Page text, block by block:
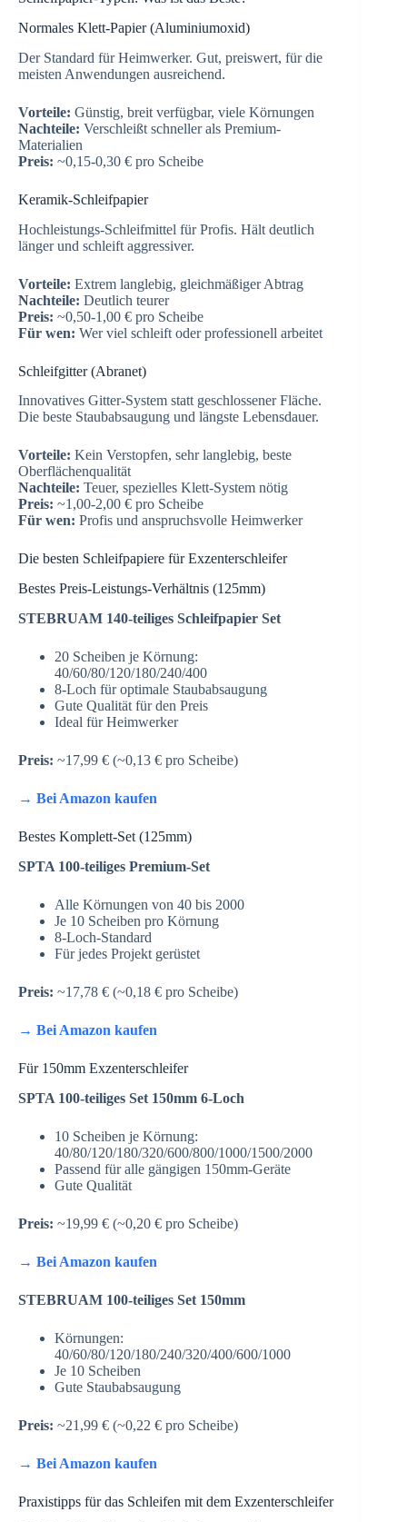
Normales Klett-Papier (Aluminiumoxid)
Der Standard für Heimwerker. Gut, preiswert, für die
meisten Anwendungen ausreichend.
Vorteile: Günstig, breit verfügbar, viele Körnungen
Nachteile: Verschleißt schneller als Premium-
Materialien
Preis: ~0,15-0,30 € pro Scheibe
Keramik-Schleifpapier
Hochleistungs-Schleifmittel für Profis. Hält deutlich
länger und schleift aggressiver.
Vorteile: Extrem langlebig, gleichmäßiger Abtrag
Nachteile: Deutlich teurer
Preis: ~0,50-1,00 € pro Scheibe
Für wen: Wer viel schleift oder professionell arbeitet
Schleifgitter (Abranet)
Innovatives Gitter-System statt geschlossener Fläche.
Die beste Staubabsaugung und längste Lebensdauer.
Vorteile: Kein Verstopfen, sehr langlebig, beste
Oberflächenqualität
Nachteile: Teuer, spezielles Klett-System nötig
Preis: ~1,00-2,00 € pro Scheibe
Für wen: Profis und anspruchsvolle Heimwerker
Die besten Schleifpapiere für Exzenterschleifer
Bestes Preis-Leistungs-Verhältnis (125mm)
STEBRUAM 140-teiliges Schleifpapier Set
20 Scheiben je Körnung:
40/60/80/120/180/240/400
8-Loch für optimale Staubabsaugung
Gute Qualität für den Preis
Ideal für Heimwerker
Preis: ~17,99 € (~0,13 € pro Scheibe)
→ Bei Amazon kaufen
Bestes Komplett-Set (125mm)
SPTA 100-teiliges Premium-Set
Alle Körnungen von 40 bis 2000
Je 10 Scheiben pro Körnung
8-Loch-Standard
Für jedes Projekt gerüstet
Preis: ~17,78 € (~0,18 € pro Scheibe)
→ Bei Amazon kaufen
Für 150mm Exzenterschleifer
SPTA 100-teiliges Set 150mm 6-Loch
10 Scheiben je Körnung:
40/80/120/180/320/600/800/1000/1500/2000
Passend für alle gängigen 150mm-Geräte
Gute Qualität
Preis: ~19,99 € (~0,20 € pro Scheibe)
→ Bei Amazon kaufen
STEBRUAM 100-teiliges Set 150mm
Körnungen:
40/60/80/120/180/240/320/400/600/1000
Je 10 Scheiben
Gute Staubabsaugung
Preis: ~21,99 € (~0,22 € pro Scheibe)
→ Bei Amazon kaufen
Praxistipps für das Schleifen mit dem Exzenterschleifer